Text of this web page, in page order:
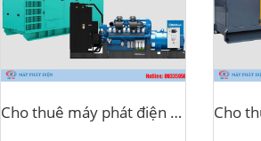
Cho thuê máy phát điện 350kva